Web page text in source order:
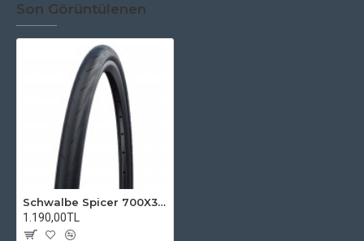
Son Görüntülenen
Schwalbe Spicer 700X30 K-Guard Lastik
1.190,00TL